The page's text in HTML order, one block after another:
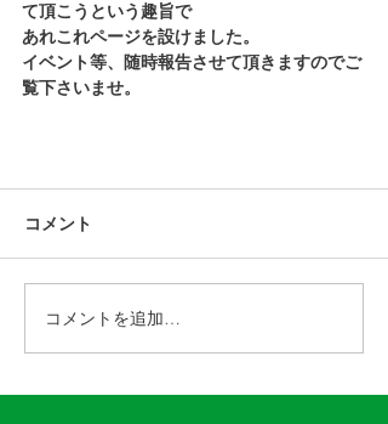
て頂こうという趣旨で
あれこれページを設けました。
イベント等、随時報告させて頂きますのでご
覧下さいませ。
コメント
コメントを追加…